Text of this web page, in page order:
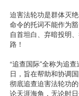
迫害法轮功是群体灭
命令的托词不能作为
自首坦白、弃暗投明
路！
“追查国际”全称为追
日，旨在帮助和协调
彻底追查迫害法轮功
论天涯海角，无论时